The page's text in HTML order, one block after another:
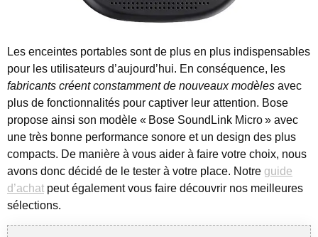
Les enceintes portables sont de plus en plus indispensables
pour les utilisateurs d’aujourd’hui. En conséquence, les
fabricants créent constamment de nouveaux modèles avec
plus de fonctionnalités pour captiver leur attention. Bose
propose ainsi son modèle « Bose SoundLink Micro » avec
une très bonne performance sonore et un design des plus
compacts. De manière à vous aider à faire votre choix, nous
avons donc décidé de le tester à votre place. Notre guide
d’achat peut également vous faire découvrir nos meilleures
sélections.